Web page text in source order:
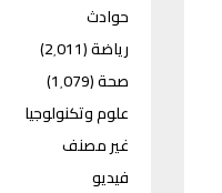
حوادث
رياضة(2٬011)
صحة(1٬079)
علوم وتكنولوجيا
غير مصنف
فيديو